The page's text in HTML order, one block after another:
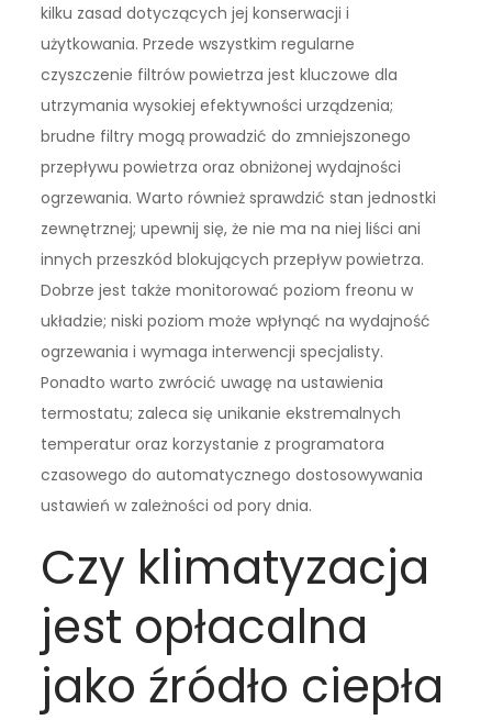
kilku zasad dotyczących jej konserwacji i
użytkowania. Przede wszystkim regularne
czyszczenie filtrów powietrza jest kluczowe dla
utrzymania wysokiej efektywności urządzenia;
brudne filtry mogą prowadzić do zmniejszonego
przepływu powietrza oraz obniżonej wydajności
ogrzewania. Warto również sprawdzić stan jednostki
zewnętrznej; upewnij się, że nie ma na niej liści ani
innych przeszkód blokujących przepływ powietrza.
Dobrze jest także monitorować poziom freonu w
układzie; niski poziom może wpłynąć na wydajność
ogrzewania i wymaga interwencji specjalisty.
Ponadto warto zwrócić uwagę na ustawienia
termostatu; zaleca się unikanie ekstremalnych
temperatur oraz korzystanie z programatora
czasowego do automatycznego dostosowywania
ustawień w zależności od pory dnia.
Czy klimatyzacja
jest opłacalna
jako źródło ciepła